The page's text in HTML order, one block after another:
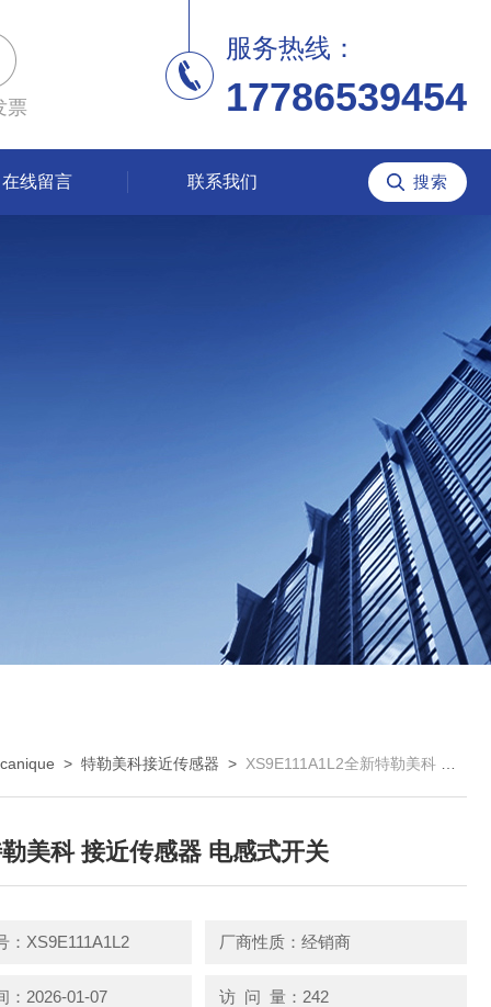
票
服务热线：
17786539454
在线留言 联系我们
>特勒美科接近传感器 > XS9E111A1L2全新特勒美科 接近传感器 电感式开关
美科 接近传感器 电感式开关
：XS9E111A1L2 厂商性质：经销商
：2026-01-07 访 问 量：242